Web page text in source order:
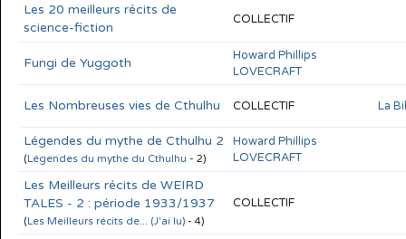
Les 20 meilleurs récits de
science-fiction
COLLECTIF
Fungi de Yuggoth
Howard Phillips
LOVECRAFT
Les Nombreuses vies de Cthulhu COLLECTIF La
Légendes du mythe de Cthulhu 2
(Légendes du mythe du Cthulhu - 2)
Howard Phillips
LOVECRAFT
Les Meilleurs récits de WEIRD
TALES - 2 : période 1933/1937
(Les Meilleurs récits de... (J'ai lu) - 4)
COLLECTIF